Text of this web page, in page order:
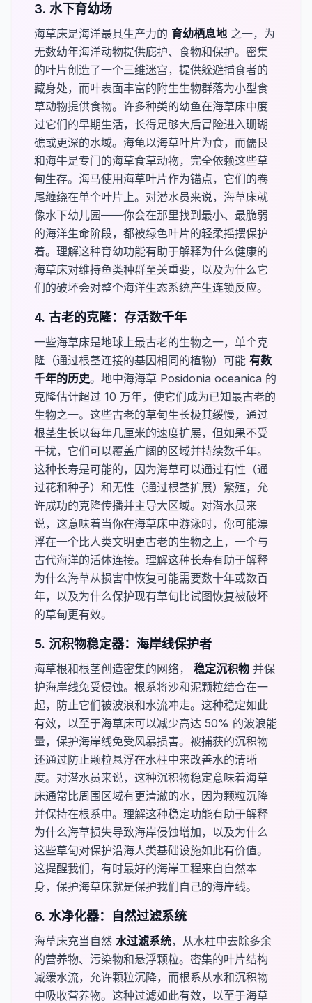
3. 水下育幼场
海草床是海洋最具生产力的 ​育幼栖息地​ 之一，为
无数幼年海洋动物提供庇护、食物和保护。密集
的叶片创造了一个三维迷宫，提供躲避捕食者的
藏身处，而叶表面丰富的附生生物群落为小型食
草动物提供食物。许多种类的幼鱼在海草床中度
过它们的早期生活，长得足够大后冒险进入珊瑚
礁或更深的水域。海龟以海草叶片为食，而儒艮
和海牛是专门的海草食草动物，完全依赖这些草
甸生存。海马使用海草叶片作为锚点，它们的卷
尾缠绕在单个叶片上。对潜水员来说，海草床就
像水下幼儿园——你会在那里找到最小、最脆弱
的海洋生命阶段，都被绿色叶片的轻柔摇摆保护
着。理解这种育幼功能有助于解释为什么健康的
海草床对维持鱼类种群至关重要，以及为什么它
们的破坏会对整个海洋生态系统产生连锁反应。
4. 古老的克隆：存活数千年
一些海草床是地球上最古老的生物之一，单个克
隆（通过根茎连接的基因相同的植物）可能 ​有数
千年的历史​。地中海海草 Posidonia oceanica 的
克隆估计超过 10 万年，使它们成为已知最古老的
生物之一。这些古老的草甸生长极其缓慢，通过
根茎生长以每年几厘米的速度扩展，但如果不受
干扰，它们可以覆盖广阔的区域并持续数千年。
这种长寿是可能的，因为海草可以通过有性（通
过花和种子）和无性（通过根茎扩展）繁殖，允
许成功的克隆传播并主导大区域。对潜水员来
说，这意味着当你在海草床中游泳时，你可能漂
浮在一个比人类文明更古老的生物之上，一个与
古代海洋的活体连接。理解这种长寿有助于解释
为什么海草从损害中恢复可能需要数十年或数百
年，以及为什么保护现有草甸比试图恢复被破坏
的草甸更有效。
5. 沉积物稳定器：海岸线保护者
海草根和根茎创造密集的网络， ​稳定沉积物​ 并保
护海岸线免受侵蚀。根系将沙和泥颗粒结合在一
起，防止它们被波浪和水流冲走。这种稳定如此
有效，以至于海草床可以减少高达 50% 的波浪能
量，保护海岸线免受风暴损害。被捕获的沉积物
还通过防止颗粒悬浮在水柱中来改善水的清晰
度。对潜水员来说，这种沉积物稳定意味着海草
床通常比周围区域有更清澈的水，因为颗粒沉降
并保持在根系中。理解这种稳定功能有助于解释
为什么海草损失导致海岸侵蚀增加，以及为什么
这些草甸对保护沿海人类基础设施如此有价值。
这提醒我们，有时最好的海岸工程来自自然本
身，保护海草床就是保护我们自己的海岸线。
6. 水净化器：自然过滤系统
海草床充当自然 ​水过滤系统​，从水柱中去除多余
的营养物、污染物和悬浮颗粒。密集的叶片结构
减缓水流，允许颗粒沉降，而根系从水和沉积物
中吸收营养物。这种过滤如此有效，以至于海草